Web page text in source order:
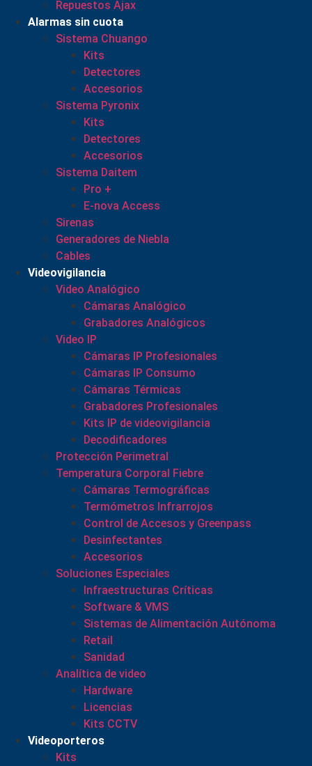
Repuestos Ajax
Alarmas sin cuota
Sistema Chuango
Kits
Detectores
Accesorios
Sistema Pyronix
Kits
Detectores
Accesorios
Sistema Daitem
Pro +
E-nova Access
Sirenas
Generadores de Niebla
Cables
Videovigilancia
Video Analógico
Cámaras Analógico
Grabadores Analógicos
Video IP
Cámaras IP Profesionales
Cámaras IP Consumo
Cámaras Térmicas
Grabadores Profesionales
Kits IP de videovigilancia
Decodificadores
Protección Perimetral
Temperatura Corporal Fiebre
Cámaras Termográficas
Termómetros Infrarrojos
Control de Accesos y Greenpass
Desinfectantes
Accesorios
Soluciones Especiales
Infraestructuras Críticas
Software & VMS
Sistemas de Alimentación Autónoma
Retail
Sanidad
Analítica de video
Hardware
Licencias
Kits CCTV
Videoporteros
Kits